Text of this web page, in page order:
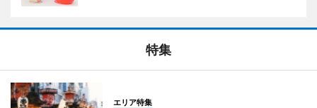
特集
エリア特集